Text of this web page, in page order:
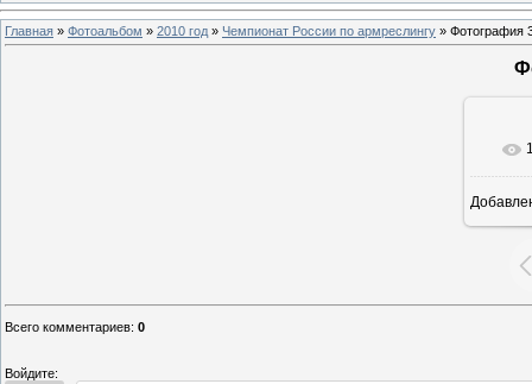
Главная » Фотоальбом » 2010 год » Чемпионат России по армреслингу » Фотография
Всего комментариев: 0
Войдите: